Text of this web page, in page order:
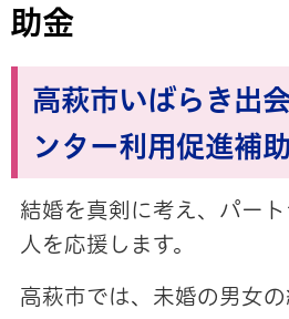
助金
高萩市いばらき出
ンター利用促進補
結婚を真剣に考え、パー
人を応援します。
高萩市では、未婚の男女